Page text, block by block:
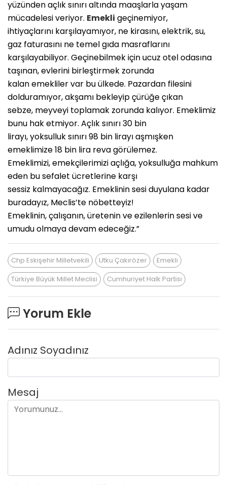
yüzünden açlık sınırı altında maaşlarla yaşam
mücadelesi veriyor. Emekli geçinemiyor,
ihtiyaçlarını karşılayamıyor, ne kirasını, elektrik, su,
gaz faturasını ne temel gıda masraflarını
karşılayabiliyor. Geçinebilmek için ucuz otel odasına
taşınan, evlerini birleştirmek zorunda
kalan emekliler var bu ülkede. Pazardan filesini
dolduramıyor, akşamı bekleyip çürüğe çıkan
sebze, meyveyi toplamak zorunda kalıyor. Emeklimiz
bunu hak etmiyor. Açlık sınırı 30 bin
lirayı, yoksulluk sınırı 98 bin lirayı aşmışken
emeklimize 18 bin lira reva görülemez.
Emeklimizi, emekçilerimizi açlığa, yoksulluğa mahkum
eden bu sefalet ücretlerine karşı
sessiz kalmayacağız. Emeklinin sesi duyulana kadar
buradayız, Meclis’te nöbetteyiz!
Emeklinin, çalışanın, üretenin ve ezilenlerin sesi ve
umudu olmaya devam edeceğiz.”
Chp Eskişehir Milletvekili Utku Çakırözer
Emekli
Türkiye Büyük Millet Meclisi
Cumhuriyet Halk Partisi
Yorum Ekle
Adınız Soyadınız
Mesaj